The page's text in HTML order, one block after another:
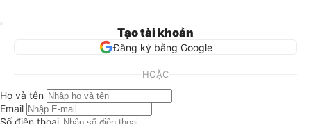
Tạo tài khoản
Đăng ký bằng Google
HOẶC
Họ và tên
Email
Số điện thoại